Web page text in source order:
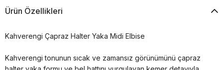
Ürün Özellikleri
Kahverengi Çapraz Halter Yaka Midi Elbise
Kahverengi tonunun sıcak ve zamansız görünümünü çapraz